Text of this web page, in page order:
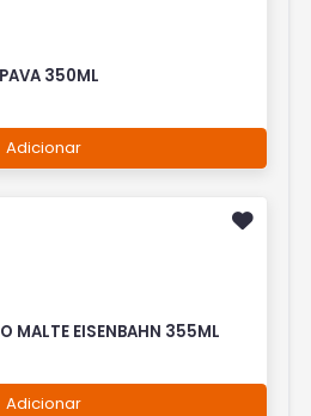
350ML
Adicionar
MALTE EISENBAHN 355ML
Adicionar